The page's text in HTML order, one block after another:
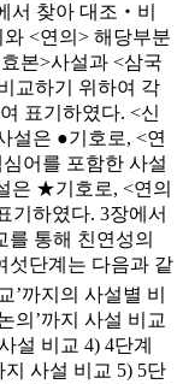
서 찾아 대조‧비
<연의> 해당부분
본>사설과 <삼국
교하기 위하여 각
표기하였다. <신
설은 ●기호로, <연
어를 포함한 사설
은 ★기호로, <연의
기하였다. 3장에서
를 통해 친연성의
섯단계는 다음과 같
’까지의 사설별 비
의’까지 사설 비교
설 비교 4) 4단계
지 사설 비교 5) 5단